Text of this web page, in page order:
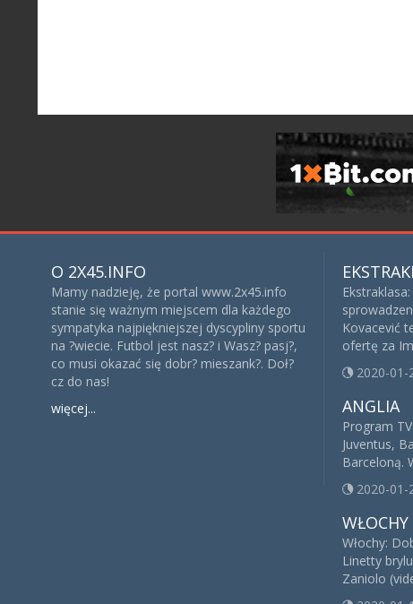
O 2X45.INFO
Mamy nadzieję, że portal www.2x45.info
stanie się ważnym miejscem dla każdego
sympatyka najpiękniejszej dyscypliny sportu
na ?wiecie. Futbol jest nasz? i Wasz? pasj?,
co musi okazać się dobr? mieszank?. Doł?
cz do nas!
więcej...
Kovacević
ofertę za
2020-01-
ANGLIA
Program
Juventus,
Barceloną.
2020-01-
WŁOCHY
Włochy:
Linetty
Zaniolo